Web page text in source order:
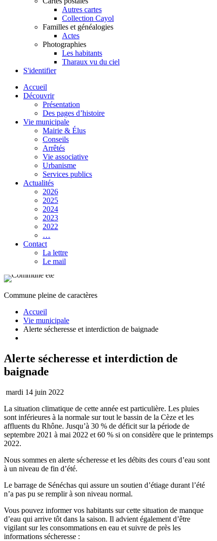
Autres cartes
Collection Cayol
Familles et généalogies
Actes
Photographies
Les habitants
Tharaux vu du ciel
S'identifier
Accueil
Découvrir
Présentation
Des pages d’histoire
Vie municipale
Mairie & Élus
Conseils
Arrêtés
Vie associative
Urbanisme
Services publics
Actualités
2026
2025
2024
2023
2022
…
Contact
La lettre
Le mail
Commune pleine de caractères
Accueil
Vie municipale
Alerte sécheresse et interdiction de baignade
Alerte sécheresse et interdiction de
baignade
mardi 14 juin 2022
La situation climatique de cette année est particulière. Les pluies
sont inférieures à la normale sur tout le bassin de la Cèze et les
affluents du Rhône. Jusqu’à 30 % de déficit sur la période de
septembre 2021 à mai 2022 et 60 % si on considère que le printemps
2022.
Nous sommes en alerte sécheresse et les débits des cours d’eau sont
à un niveau de fin d’été.
Le barrage de Sénéchas qui assure un soutien d’étiage durant l’été
n’a pas pu se remplir à son niveau normal.
Vous pouvez informer vos habitants sur cette situation de manque
d’eau qui arrive tôt dans la saison. Il advient également d’être
vigilant sur les consommations en eau et suivre de près les
informations sécheresse :